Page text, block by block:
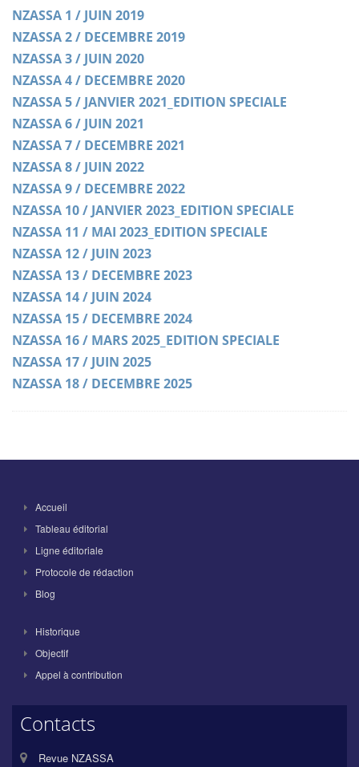
NZASSA 1 / JUIN 2019
NZASSA 2 / DECEMBRE 2019
NZASSA 3 / JUIN 2020
NZASSA 4 / DECEMBRE 2020
NZASSA 5 / JANVIER 2021_EDITION SPECIALE
NZASSA 6 / JUIN 2021
NZASSA 7 / DECEMBRE 2021
NZASSA 8 / JUIN 2022
NZASSA 9 / DECEMBRE 2022
NZASSA 10 / JANVIER 2023_EDITION SPECIALE
NZASSA 11 / MAI 2023_EDITION SPECIALE
NZASSA 12 / JUIN 2023
NZASSA 13 / DECEMBRE 2023
NZASSA 14 / JUIN 2024
NZASSA 15 / DECEMBRE 2024
NZASSA 16 / MARS 2025_EDITION SPECIALE
NZASSA 17 / JUIN 2025
NZASSA 18 / DECEMBRE 2025
Accueil
Tableau éditorial
Ligne éditoriale
Protocole de rédaction
Blog
Historique
Objectif
Appel à contribution
Contacts
Revue NZASSA